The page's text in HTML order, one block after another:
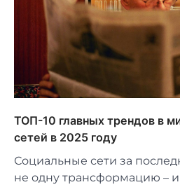
ТОП-10 главных трендов в
сетей в 2025 году
Социальные сети за
не одну трансформацию – и